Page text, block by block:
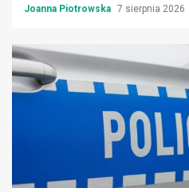
Joanna Piotrowska 7 sierpnia 2026